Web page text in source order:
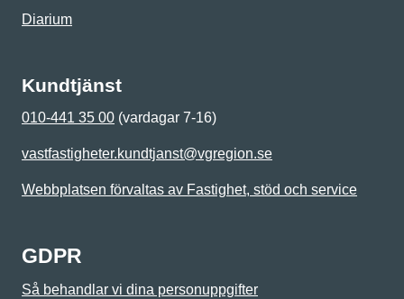
Diarium
Kundtjänst
010-441 35 00 (vardagar 7-16)
vastfastigheter.kundtjanst@vgregion.se
Webbplatsen förvaltas av Fastighet, stöd och service
GDPR
Så behandlar vi dina personuppgifter